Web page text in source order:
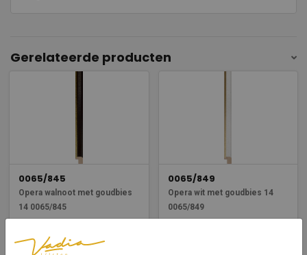
Gerelateerde producten
0065/845
Opera walnoot met goudbies
14 0065/845
Breedte: 14
Hoogte: 14
0065/849
Opera wit met goudbies 14
0065/849